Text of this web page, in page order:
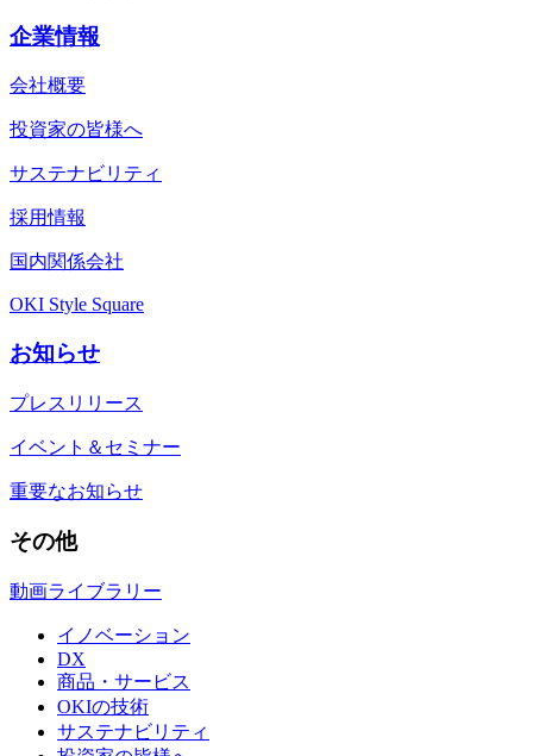
企業情報
会社概要
投資家の皆様へ
サステナビリティ
採用情報
国内関係会社
OKI Style Square
お知らせ
プレスリリース
イベント＆セミナー
重要なお知らせ
その他
動画ライブラリー
イノベーション
DX
商品・サービス
OKIの技術
サステナビリティ